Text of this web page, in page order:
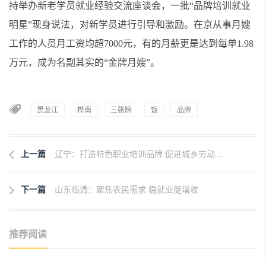
持举办新老学员就业经验交流座谈会，一批“品牌培训就业
明星”现身说法，对新学员进行引导和激励。在京从事月嫂
工作的人员月工资均超7000元，有的月薪更是达到每单1.98
万元，成为名副其实的“金牌月嫂”。
黑龙江 桦南 三张牌 饭 品牌
上一篇 辽宁：打造特色职业培训品牌 促进城乡劳动...
下一篇 山东临清：聚焦农民需求 稳就业促增收
推荐阅读